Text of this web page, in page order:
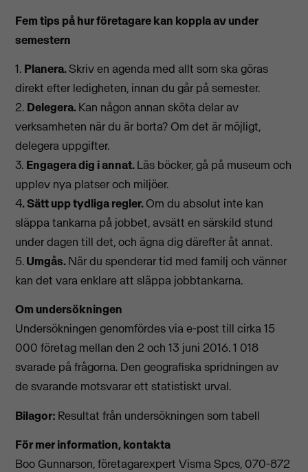
Fem tips på hur företagare kan koppla av under
semestern
1. Planera.Skriv en agenda med allt som ska göras
direkt efter ledigheten, innan du går på semester.
2. Delegera.Kan någon annan sköta delar av
verksamheten när du är borta? Om det är möjligt,
delegera uppgifter.
3. Engagera dig i annat.Läs böcker, gå på museum och
upplev nya platser och miljöer.
4. Sätt upp tydliga regler.Om du absolut inte kan
släppa tankarna på jobbet, avsätt en särskild stund
under dagen till det, och ägna dig därefter åt annat.
5.Umgås.När du spenderar tid med familj och vänner
kan det vara enklare att släppa jobbtankarna.
Om undersökningen
Undersökningen genomfördes via e-post till cirka 15
000 företag mellan den 2 och 13 juni 2016. 1 018
svarade på frågorna. Den geografiska spridningen av
de svarande motsvarar ett statistiskt urval.
Bilagor: Resultat från undersökningen som tabell
För mer information, kontakta
Boo Gunnarson, företagarexpert Visma Spcs, 070-872